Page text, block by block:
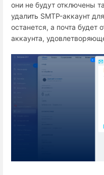
они не будут отключены
удалить SMTP-аккаунт
останется, а почта будет
аккаунта,